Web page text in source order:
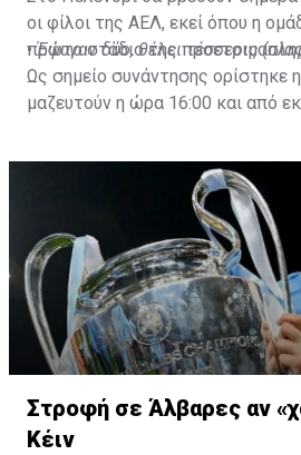
οι φίλοι της ΑΕΛ, εκεί όπου η
πρώτο στάδιο της
•Έφυγαν δύο, θέλει τέσσερις
Ως σημείο συνάντησης ορίστηκε
μαζευτούν η ώρα 16:00 και από
Στροφή σε Άλβαρες αν
Κέιν